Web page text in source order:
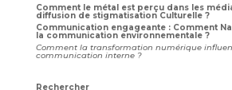
Comment le métal est perçu dans les
diffusion de stigmatisation Culturelle ?
Communication engageante : Comment
la communication environnementale ?
Comment la transformation numérique
communication interne ?
Rechercher